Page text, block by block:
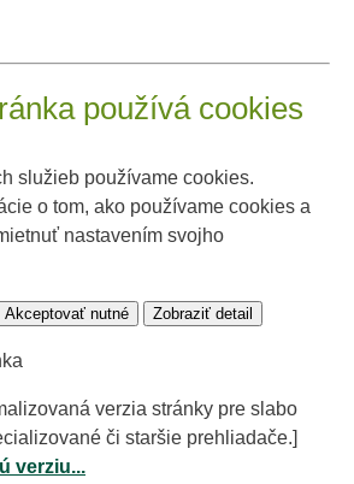
používá cookies
služieb používame cookies.
o tom, ako používame cookies a
nastavením svojho
Akceptovať nutné Zobraziť detail
verzia stránky pre slabo
či staršie prehliadače.]
verziu...